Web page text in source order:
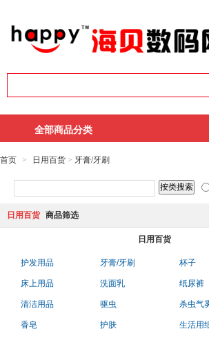
全部商品分类
首页 > 日用百货 > 牙膏/牙刷
日用百货 商品筛选
日用百货
护发用品 牙膏/牙刷 杯子
床上用品 洗面乳 纸尿裤
清洁用品 驱虫 杀虫气
香皂 护肤 生活用